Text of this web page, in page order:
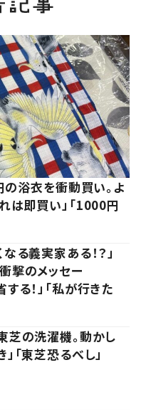
の浴衣を衝動買い。よ
は即買い」「1000円
る義実家ある！？」
撃のメッセー
る！」「私が行きた
の洗濯機。動かし
「東芝恐るべし」